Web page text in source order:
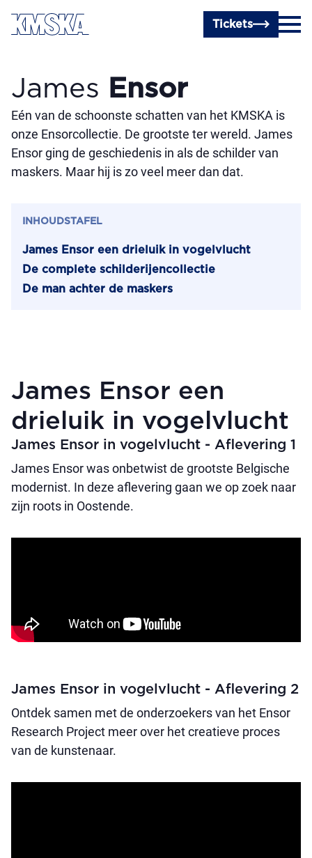
Ga naar hoofdinhoud
Tickets
James Ensor
Eén van de schoonste schatten van het KMSKA is
onze Ensorcollectie. De grootste ter wereld. James
Ensor ging de geschiedenis in als de schilder van
maskers. Maar hij is zo veel meer dan dat.
INHOUDSTAFEL
James Ensor een drieluik in vogelvlucht
De complete schilderijencollectie
De man achter de maskers
James Ensor een
drieluik in vogelvlucht
James Ensor in vogelvlucht - Aflevering 1
James Ensor was onbetwist de grootste Belgische
modernist. In deze aflevering gaan we op zoek naar
zijn roots in Oostende.
James Ensor in vogelvlucht - Aflevering 2
Ontdek samen met de onderzoekers van het Ensor
Research Project meer over het creatieve proces
van de kunstenaar.